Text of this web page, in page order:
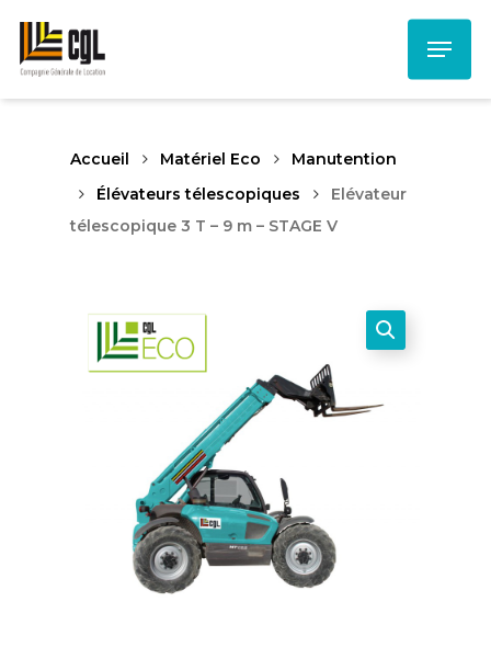
main
content
Menu
Accueil Matériel Eco
Manutention
Élévateurs télescopiques
Elévateur
télescopique 3 T – 9 m – STAGE V